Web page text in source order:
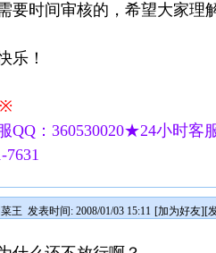
要时间审核的，希望大家理
乐！
QQ：360530020★24小时客
7631
王 发表时间: 2008/01/03 15:11 [加为好友][